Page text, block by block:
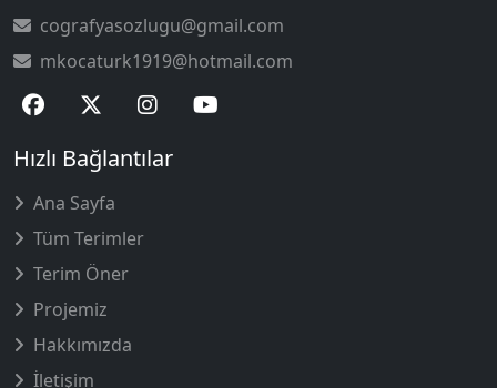
cografyasozlugu@gmail.com
mkocaturk1919@hotmail.com
Hızlı Bağlantılar
Ana Sayfa
Tüm Terimler
Terim Öner
Projemiz
Hakkımızda
İletişim